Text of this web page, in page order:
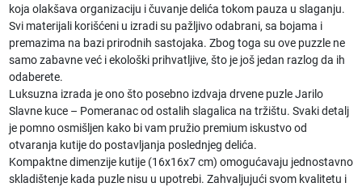
koja olakšava organizaciju i čuvanje delića tokom pauza u slaganju.
Svi materijali korišćeni u izradi su pažljivo odabrani, sa bojama i
premazima na bazi prirodnih sastojaka. Zbog toga su ove puzzle ne
samo zabavne već i ekološki prihvatljive, što je još jedan razlog da ih
odaberete.
Luksuzna izrada je ono što posebno izdvaja drvene puzle Jarilo
Slavne kuce – Pomeranac od ostalih slagalica na tržištu. Svaki detalj
je pomno osmišljen kako bi vam pružio premium iskustvo od
otvaranja kutije do postavljanja poslednjeg delića.
Kompaktne dimenzije kutije (16x16x7 cm) omogućavaju jednostavno
skladištenje kada puzle nisu u upotrebi. Zahvaljujući svom kvalitetu i